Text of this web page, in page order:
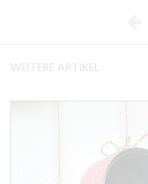
WEITERE ARTIKEL